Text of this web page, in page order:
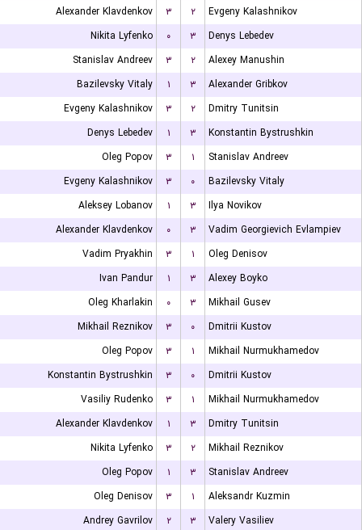
Alexander Klavdenkov
۳ ۲
Evgeny Kalashnikov
Nikita Lyfenko
۰ ۳
Denys Lebedev
Stanislav Andreev
۳ ۲
Alexey Manushin
Bazilevsky Vitaly
۱ ۳
Alexander Gribkov
Evgeny Kalashnikov
۳ ۲
Dmitry Tunitsin
Denys Lebedev
۱ ۳
Konstantin Bystrushkin
Oleg Popov
۳ ۱
Stanislav Andreev
Evgeny Kalashnikov
۳ ۰
Bazilevsky Vitaly
Aleksey Lobanov
۱ ۳
Ilya Novikov
Alexander Klavdenkov
۰ ۳
Vadim Georgievich Evlampiev
Vadim Pryakhin
۳ ۱
Oleg Denisov
Ivan Pandur
۱ ۳
Alexey Boyko
Oleg Kharlakin
۰ ۳
Mikhail Gusev
Mikhail Reznikov
۳ ۰
Dmitrii Kustov
Oleg Popov
۳ ۱
Mikhail Nurmukhamedov
Konstantin Bystrushkin
۳ ۰
Dmitrii Kustov
Vasiliy Rudenko
۳ ۱
Mikhail Nurmukhamedov
Alexander Klavdenkov
۱ ۳
Dmitry Tunitsin
Nikita Lyfenko
۳ ۲
Mikhail Reznikov
Oleg Popov
۱ ۳
Stanislav Andreev
Oleg Denisov
۳ ۱
Aleksandr Kuzmin
Andrey Gavrilov
۲ ۳
Valery Vasiliev